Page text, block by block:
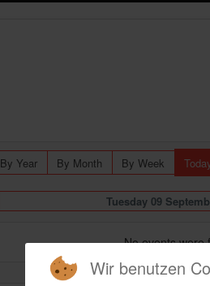
By Year By Month By Week
Tuesday 09
No events were
Wir benutzen